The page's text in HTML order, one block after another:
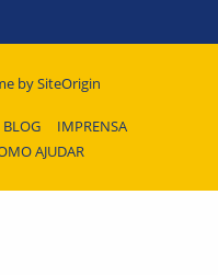
bySiteOrigin
BLOG
IMPRENSA
AJUDAR